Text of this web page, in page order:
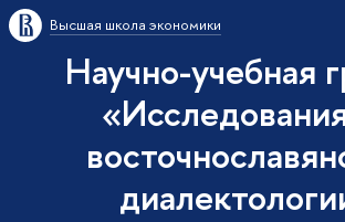
Высшая школа экономики
Научно-учебная